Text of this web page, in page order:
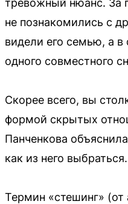
тревожный нюанс. За
не познакомились с
видели его семью, а в
одного совместного
Скорее всего, вы
формой скрытых
Панченкова
как из него выбраться.
Термин «стешинг» (от